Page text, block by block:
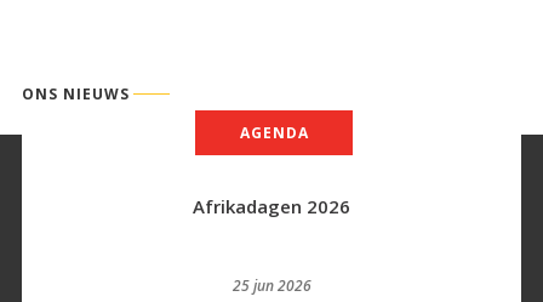
Afrikadagen 2026
25 jun 2026
AGENDA
ONS NIEUWS